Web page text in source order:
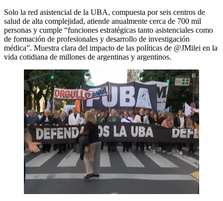
Solo la red asistencial de la UBA, compuesta por seis centros de
salud de alta complejidad, atiende anualmente cerca de 700 mil
personas y cumple “funciones estratégicas tanto asistenciales como
de formación de profesionales y desarrollo de investigación
médica”. Muestra clara del impacto de las políticas de @JMilei en la
vida cotidiana de millones de argentinas y argentinos.